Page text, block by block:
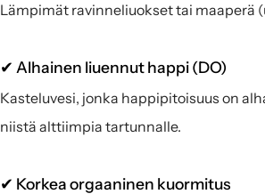
Lämpimät ravinneliuokset tai maaperä
✔ Alhainen liuennut happi (DO)
Kasteluvesi, jonka happipitoisuus on
niistä alttiimpia tartunnalle.
✔ Korkea orgaaninen kuormitus